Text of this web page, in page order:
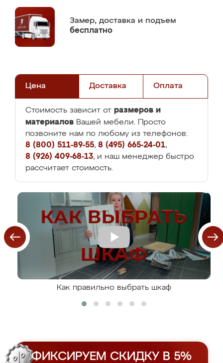
Замер, доставка и подъем
бесплатно
Цена Доставка Оплата
Стоимость зависит от размеров и
материалов Вашей мебели. Просто
позвоните нам по любому из телефонов:
8 (800) 511-89-55, 8 (495) 665-24-01,
8 (926) 409-68-13, и наш менеджер быстро
рассчитает стоимость.
Как правильно выбрать шкаф
ФИКСИРУЕМ СКИДКУ В 5%